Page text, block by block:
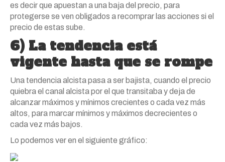
es decir que apuestan a una baja del precio, para
protegerse se ven obligados a recomprar las acciones si el
precio de estas sube.
6) La tendencia está
vigente hasta que se rompe
Una tendencia alcista pasa a ser bajista, cuando el precio
quiebra el canal alcista por el que transitaba y deja de
alcanzar máximos y mínimos crecientes o cada vez más
altos, para marcar mínimos y máximos decrecientes o
cada vez más bajos.
Lo podemos ver en el siguiente gráfico: